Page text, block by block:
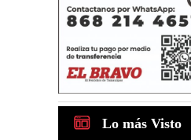
Lo más Visto